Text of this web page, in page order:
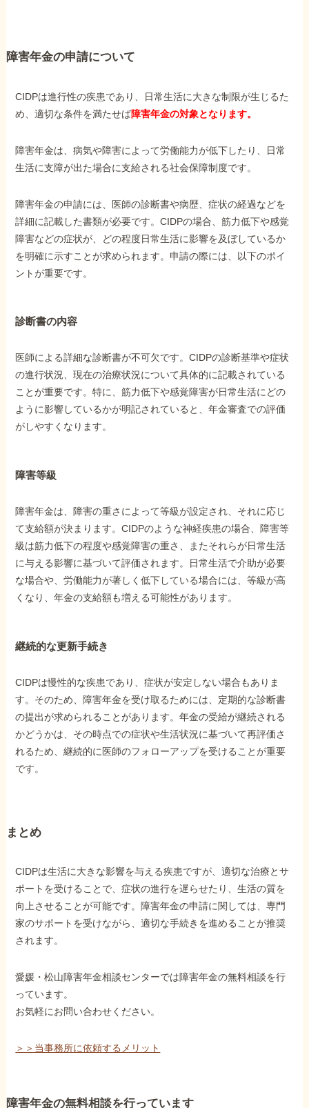
障害年金の申請について
CIDPは進行性の疾患であり、日常生活に大きな制限が生じるた
め、適切な条件を満たせば障害年金の対象となります。
障害年金は、病気や障害によって労働能力が低下したり、日常
生活に支障が出た場合に支給される社会保障制度です。
障害年金の申請には、医師の診断書や病歴、症状の経過などを
詳細に記載した書類が必要です。CIDPの場合、筋力低下や感覚
障害などの症状が、どの程度日常生活に影響を及ぼしているか
を明確に示すことが求められます。申請の際には、以下のポイ
ントが重要です。
診断書の内容
医師による詳細な診断書が不可欠です。CIDPの診断基準や症状
の進行状況、現在の治療状況について具体的に記載されている
ことが重要です。特に、筋力低下や感覚障害が日常生活にどの
ように影響しているかが明記されていると、年金審査での評価
がしやすくなります。
障害等級
障害年金は、障害の重さによって等級が設定され、それに応じ
て支給額が決まります。CIDPのような神経疾患の場合、障害等
級は筋力低下の程度や感覚障害の重さ、またそれらが日常生活
に与える影響に基づいて評価されます。日常生活で介助が必要
な場合や、労働能力が著しく低下している場合には、等級が高
くなり、年金の支給額も増える可能性があります。
継続的な更新手続き
CIDPは慢性的な疾患であり、症状が安定しない場合もありま
す。そのため、障害年金を受け取るためには、定期的な診断書
の提出が求められることがあります。年金の受給が継続される
かどうかは、その時点での症状や生活状況に基づいて再評価さ
れるため、継続的に医師のフォローアップを受けることが重要
です。
まとめ
CIDPは生活に大きな影響を与える疾患ですが、適切な治療とサ
ポートを受けることで、症状の進行を遅らせたり、生活の質を
向上させることが可能です。障害年金の申請に関しては、専門
家のサポートを受けながら、適切な手続きを進めることが推奨
されます。
愛媛・松山障害年金相談センターでは障害年金の無料相談を行
っています。
お気軽にお問い合わせください。
＞＞当事務所に依頼するメリット
障害年金の無料相談を行っています